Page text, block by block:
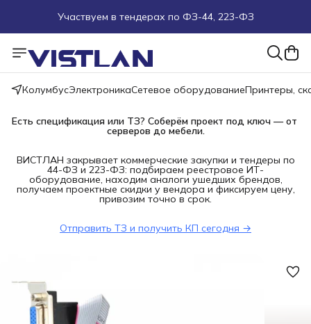
Пуско-наладочные работы
Более 100 000 позиций в наличии и под заказ
КолумбусЭлектроникаСетевое оборудованиеПринтеры,
Есть спецификация или ТЗ? Соберём проект под ключ — от
серверов до мебели.
ВИСТЛАН закрывает коммерческие закупки и тендеры по
44-ФЗ и 223-ФЗ: подбираем реестровое ИТ-
оборудование, находим аналоги ушедших брендов,
получаем проектные скидки у вендора и фиксируем цену,
привозим точно в срок.
Отправить ТЗ и получить КП сегодня →